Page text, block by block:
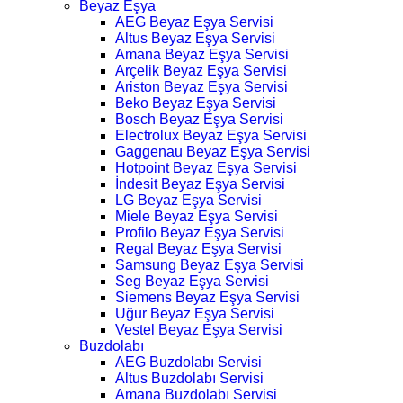
Beyaz Eşya
AEG Beyaz Eşya Servisi
Altus Beyaz Eşya Servisi
Amana Beyaz Eşya Servisi
Arçelik Beyaz Eşya Servisi
Ariston Beyaz Eşya Servisi
Beko Beyaz Eşya Servisi
Bosch Beyaz Eşya Servisi
Electrolux Beyaz Eşya Servisi
Gaggenau Beyaz Eşya Servisi
Hotpoint Beyaz Eşya Servisi
İndesit Beyaz Eşya Servisi
LG Beyaz Eşya Servisi
Miele Beyaz Eşya Servisi
Profilo Beyaz Eşya Servisi
Regal Beyaz Eşya Servisi
Samsung Beyaz Eşya Servisi
Seg Beyaz Eşya Servisi
Siemens Beyaz Eşya Servisi
Uğur Beyaz Eşya Servisi
Vestel Beyaz Eşya Servisi
Buzdolabı
AEG Buzdolabı Servisi
Altus Buzdolabı Servisi
Amana Buzdolabı Servisi